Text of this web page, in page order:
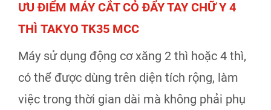
ƯU ĐIỂM MÁY CẮT CỎ ĐẨY TAY CHỮ Y 4
THÌ TAKYO TK35 MCC
Máy sử dụng động cơ xăng 2 thì hoặc 4 thì,
có thể được dùng trên diện tích rộng, làm
việc trong thời gian dài mà không phải phụ